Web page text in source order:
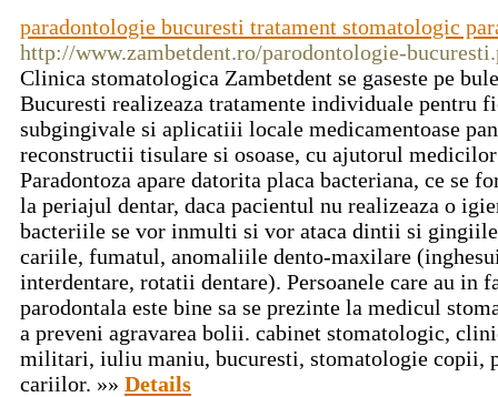
paradontologie bucuresti tratament stomatologic
http://www.zambetdent.ro/parodontologie-
Clinica stomatologica Zambetdent se gaseste pe
Bucuresti realizeaza tratamente individuale pentru
subgingivale si aplicatiii locale medicamentoase
reconstructii tisulare si osoase, cu ajutorul
Paradontoza apare datorita placa bacteriana, ce se
la periajul dentar, daca pacientul nu realizeaza o
bacteriile se vor inmulti si vor ataca dintii si
cariile, fumatul, anomaliile dento-maxilare
interdentare, rotatii dentare). Persoanele care au in
parodontala este bine sa se prezinte la medicul
a preveni agravarea bolii. cabinet stomatologic,
militari, iuliu maniu, bucuresti, stomatologie copii,
cariilor. »» Details